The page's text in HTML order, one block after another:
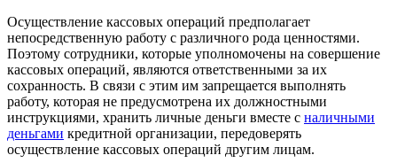
Осуществление кассовых операций предполагает
непосредственную работу с различного рода ценностями.
Поэтому сотрудники, которые уполномочены на совершение
кассовых операций, являются ответственными за их
сохранность. В связи с этим им запрещается выполнять
работу, которая не предусмотрена их должностными
инструкциями, хранить личные деньги вместе с наличными
деньгами кредитной организации, передоверять
осуществление кассовых операций другим лицам.